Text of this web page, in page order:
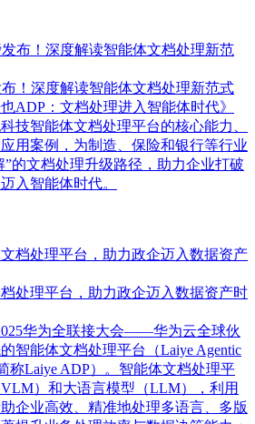
！深度解读智能体文档处理新范式
ADP：文档处理进入智能体时代》
技智能体文档处理平台的核心能力、
用案例，为制造、保险和银行等行业
”的文档处理升级路径，助力企业打破
入智能体时代。
处理平台，助力政企迈入数据资产时
华为全联接大会——华为云全球伙
智能体文档处理平台（Laiye Agentic
称Laiye ADP）。智能体文档处理平
）和大语言模型（LLM），利用
企业高效、精准地处理多语言、多版